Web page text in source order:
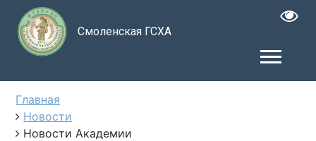
Смоленская ГСХА
Главная
Новости
Новости Академии